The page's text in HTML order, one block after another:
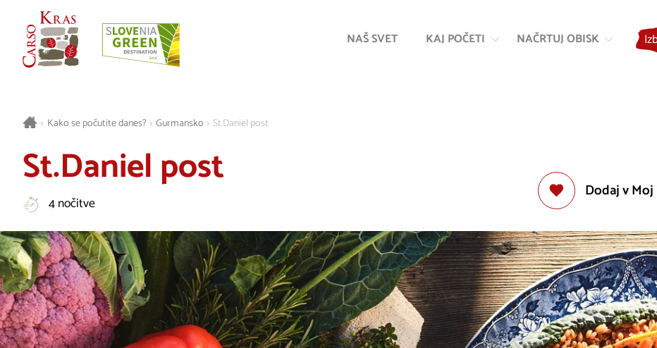
vsebino
NAŠ SVET KAJ POČETI NAČRTUJ OBISK
> Kako se počutite danes? > Gurmansko > St.Daniel post
St.Daniel post
4 nočitve
Dodaj v